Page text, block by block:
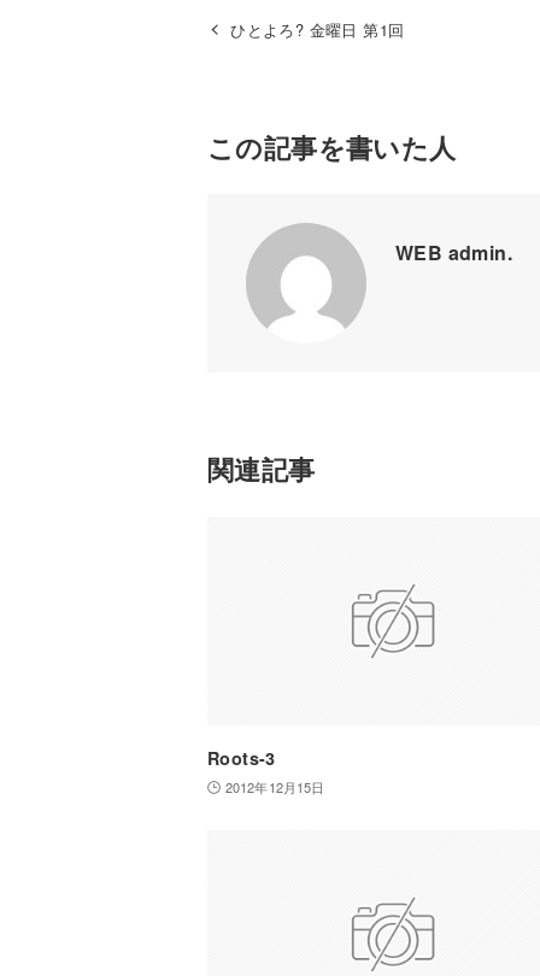
ひとよろ? 金曜日 第1回
この記事を書いた人
WEB admin.
関連記事
Roots-3
2012年12月15日